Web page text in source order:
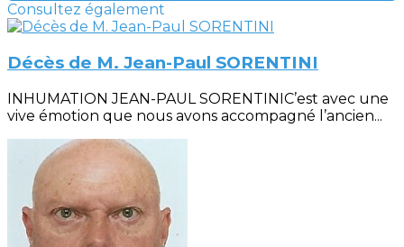
Consultez également
Décès de M. Jean-Paul SORENTINI
INHUMATION JEAN-PAUL SORENTINIC’est avec une
vive émotion que nous avons accompagné l’ancien...